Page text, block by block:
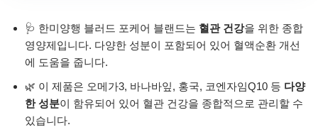
🩺 한미양행 블러드 포케어 블랜드는 혈관 건강을 위한 종합
영양제입니다. 다양한 성분이 포함되어 있어 혈액순환 개선
에 도움을 줍니다.
🌿 이 제품은 오메가3, 바나바잎, 홍국, 코엔자임Q10 등 다양
한 성분이 함유되어 있어 혈관 건강을 종합적으로 관리할 수
있습니다.